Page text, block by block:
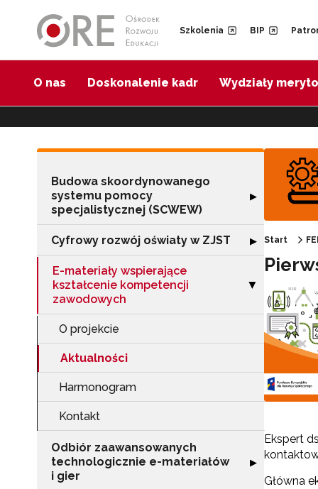
Szkolenia BIP
O nas Doskonalenie kadr Wydziały
Budowa skoordynowanego
systemu pomocy
specjalistycznej (SCWEW)
Rozwiń sekcję
▶
Cyfrowy rozwój oświaty w ZJST Rozwiń sekcję
▶
E-materiały wspierające
kształcenie kompetencji
zawodowych
Zwiń sekcję "E-
▶
O projekcie
Aktualności
Harmonogram
Kontakt
Odbiór zaawansowanych
technologicznie e-materiałów
i gier
Rozwiń sekcję
▶
Start
Ekspert
Główna